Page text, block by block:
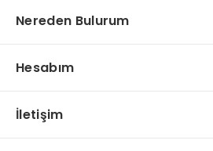
Nereden Bulurum
Hesabım
İletişim